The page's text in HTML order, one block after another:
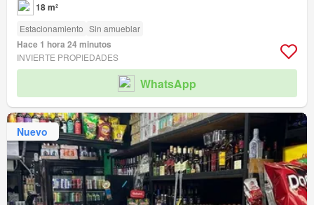
18 m²
Estacionamiento Sin amueblar
Hace 1 hora 24 minutos
INVIERTE PROPIEDADES
WhatsApp
Nuevo